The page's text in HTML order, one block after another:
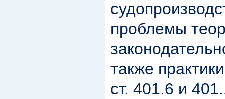
проблемы
также
ст. 401.6 и